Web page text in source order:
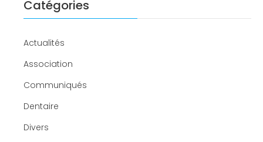
Catégories
Actualités
Association
Communiqués
Dentaire
Divers